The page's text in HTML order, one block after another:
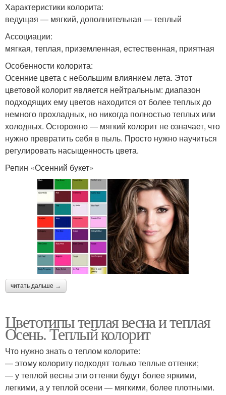
Характеристики колорита:
ведущая — мягкий, дополнительная — теплый
Ассоциации:
мягкая, теплая, приземленная, естественная, приятная
Особенности колорита:
Осенние цвета с небольшим влиянием лета. Этот
цветовой колорит является нейтральным: диапазон
подходящих ему цветов находится от более теплых до
немного прохладных, но никогда полностью теплых или
холодных. Осторожно — мягкий колорит не означает, что
нужно превратить себя в пыль. Просто нужно научиться
регулировать насыщенность цвета.
Репин «Осенний букет»
читать дальше →
Цветотипы теплая весна и теплая
Осень. Теплый колорит
Что нужно знать о теплом колорите:
— этому колориту подходят только теплые оттенки;
— у теплой весны эти оттенки будут более яркими,
легкими, а у теплой осени — мягкими, более плотными.